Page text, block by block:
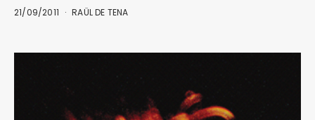
21/09/2011 RAÜL DE TENA